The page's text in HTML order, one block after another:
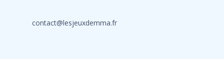
contact@lesjeuxdemma.fr